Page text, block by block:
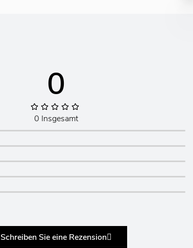
0
0 Insgesamt
Schreiben Sie eine Rezension